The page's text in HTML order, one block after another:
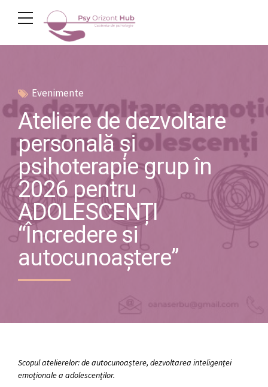
Evenimente
Ateliere de dezvoltare
personală și
psihoterapie grup în
2026 pentru
ADOLESCENȚI
“Încredere si
autocunoaștere”
Scopul atelierelor: deautocunoaștere, dezvoltarea inteligenței
emoționale a adolescenților.